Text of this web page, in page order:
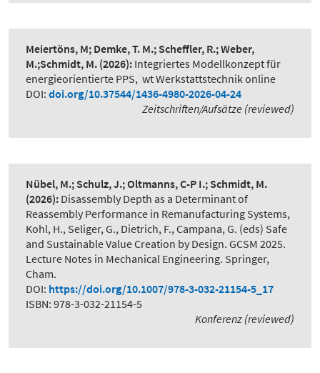
Meiertöns, M; Demke, T. M.; Scheffler, R.; Weber,
M.;Schmidt, M. (2026): Integriertes Modellkonzept für
energieorientierte PPS, wt Werkstattstechnik online
DOI: doi.org/10.37544/1436-4980-2026-04-24
Zeitschriften/Aufsätze (reviewed)
Nübel, M.; Schulz, J.; Oltmanns, C-P I.; Schmidt, M.
(2026): Disassembly Depth as a Determinant of
Reassembly Performance in Remanufacturing Systems,
Kohl, H., Seliger, G., Dietrich, F., Campana, G. (eds) Safe
and Sustainable Value Creation by Design. GCSM 2025.
Lecture Notes in Mechanical Engineering. Springer,
Cham.
DOI: https://doi.org/10.1007/978-3-032-21154-5_17
ISBN: 978-3-032-21154-5
Konferenz (reviewed)